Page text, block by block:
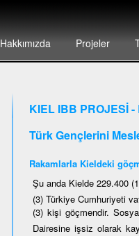
Hakkımızda Projeler
KIEL IBB PROJESİ -
Türk Gençlerini
Rakamlarla Kieldeki
Şu anda Kielde 229.400
(3) Türkiye Cumhuriyeti
(3) kişi göçmendir.
Dairesine işsiz olarak